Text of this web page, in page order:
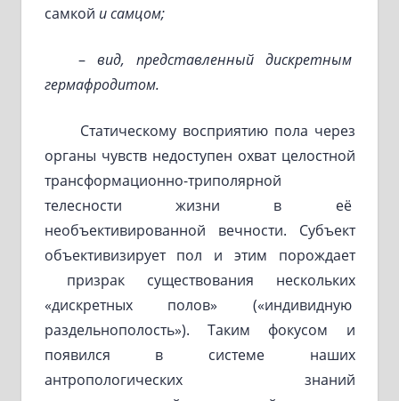
самкой и самцом;
– вид, представленный дискретным
гермафродитом.
Статическому восприятию пола через
органы чувств недоступен охват целостной
трансформационно-триполярной
телесности жизни в её
необъективированной вечности. Субъект
объективизирует пол и этим порождает
призрак существования нескольких
«дискретных полов» («индивидную
раздельнополость»). Таким фокусом и
появился в системе наших
антропологических знаний